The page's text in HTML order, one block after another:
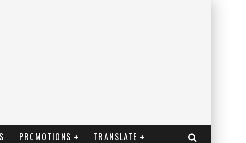
PROMOTIONS TRANSLATE